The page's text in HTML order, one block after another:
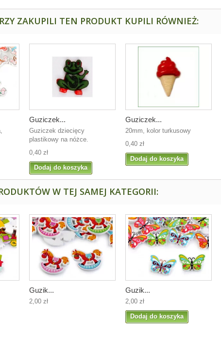
ZAKUPILI TEN PRODUKT KUPILI RÓWNIEŻ:
Guziczek...
Guziczek dziecięcy
plastikowy na nóżce.
0,40 zł
Dodaj do koszyka
Guziczek...
20mm, kolor turkusowy
0,40 zł
Dodaj do koszyka
W TEJ SAMEJ KATEGORII:
Guzik...
2,00 zł
Guzik...
2,00 zł
Dodaj do koszyka